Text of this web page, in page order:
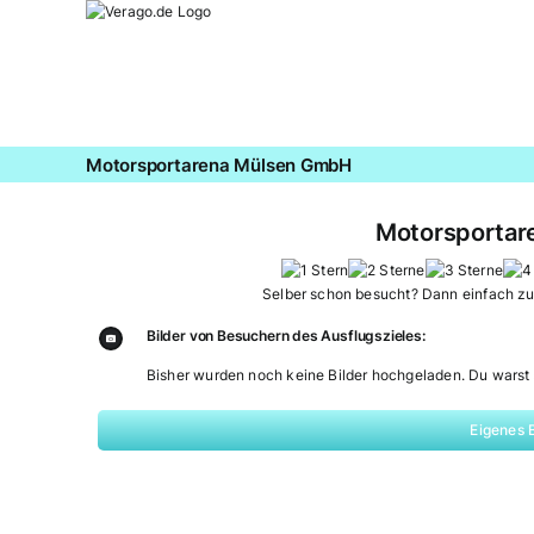
Motorsportarena Mülsen GmbH
Selber schon besucht? Dann einfach
Bilder von Besuchern des Ausflugszieles:
Bisher wurden noch keine Bilder hochgeladen. Du
Eigenes